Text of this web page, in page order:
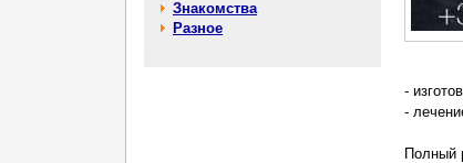
Знакомства
Разное
-
-
Полный